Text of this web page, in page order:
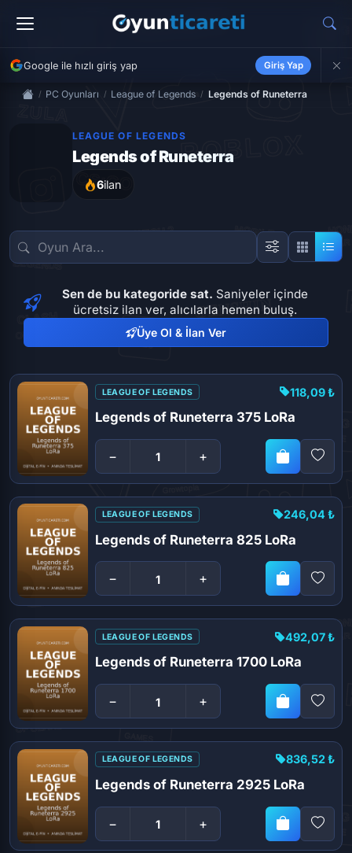
Google ile hızlı giriş yap Giriş Yap
PC Oyunları League of Legends Legends of Runeterra
LEAGUE OF LEGENDS
Legends of Runeterra
6ilan
Sen de bu kategoride sat. Saniyeler içinde
ücretsiz ilan ver, alıcılarla hemen buluş.
Üye Ol & İlan Ver
LEAGUE OF LEGENDS
Legends of Runeterra 375 LoRa
− +
118,09 ₺
LEAGUE OF LEGENDS
Legends of Runeterra 825 LoRa
− +
246,04 ₺
LEAGUE OF LEGENDS
Legends of Runeterra 1700 LoRa
− +
492,07 ₺
LEAGUE OF LEGENDS
Legends of Runeterra 2925 LoRa
− +
836,52 ₺